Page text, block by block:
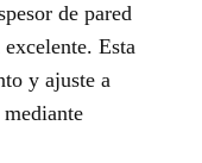
de pared
Esta
y ajuste a